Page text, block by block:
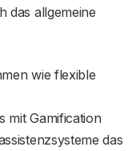
das allgemeine
wie flexible
mit Gamification
das